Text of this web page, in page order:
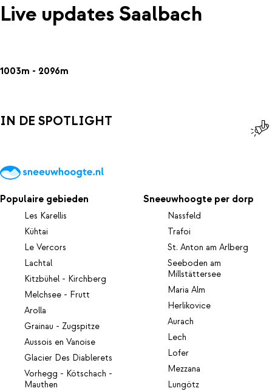
Live updates Saalbach
1003m - 2096m
IN DE SPOTLIGHT
Populaire gebieden
Les Karellis
Kühtai
Le Vercors
Lachtal
Kitzbühel - Kirchberg
Melchsee - Frutt
Arolla
Grainau - Zugspitze
Aussois en Vanoise
Glacier Des Diablerets
Vorhegg - Kötschach -
Mauthen
Sneeuwhoogte per dorp
Nassfeld
Trafoi
St. Anton am Arlberg
Seeboden am
Millstättersee
Maria Alm
Herlikovice
Aurach
Lech
Lofer
Mezzana
Lungötz